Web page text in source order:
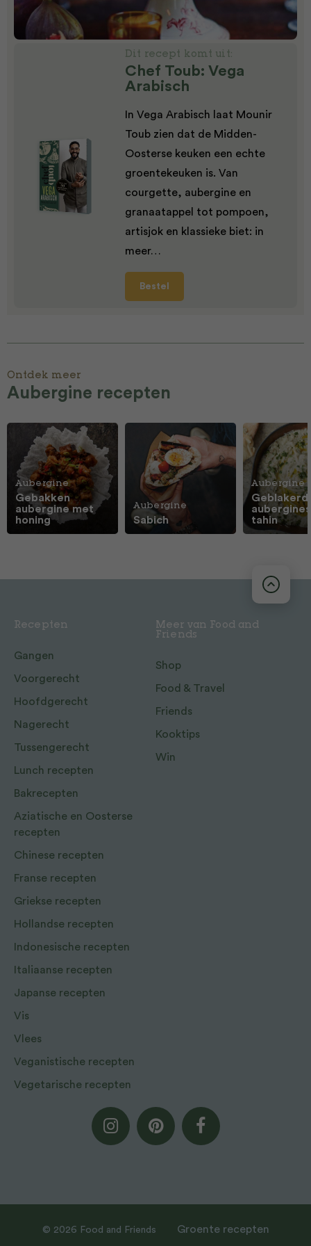
Dit recept komt uit:
Chef Toub: Vega
Arabisch
In Vega Arabisch laat Mounir
Toub zien dat de Midden-
Oosterse keuken een echte
groentekeuken is. Van
courgette, aubergine en
granaatappel tot pompoen,
artisjok en klassieke biet: in
meer…
Bestel
Ontdek meer
Aubergine recepten
Aubergine
Gebakken
aubergine met
honing
Aubergine
Sabich
Aubergine
tahin
Recepten
Gangen
Voorgerecht
Hoofdgerecht
Nagerecht
Tussengerecht
Lunch recepten
Bakrecepten
Aziatische en Oosterse
recepten
Chinese recepten
Franse recepten
Griekse recepten
Hollandse recepten
Indonesische recepten
Italiaanse recepten
Japanse recepten
Vis
Vlees
Veganistische recepten
Vegetarische recepten
Meer van Food and
Friends
Shop
Food & Travel
Friends
Kooktips
Win
© 2026 Food and Friends Groente recepten